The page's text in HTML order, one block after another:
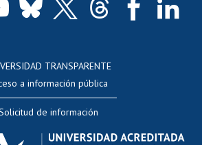
Docentes
Evaluación docente
Calificación académica
TRANSPARENTE
a información pública
de información